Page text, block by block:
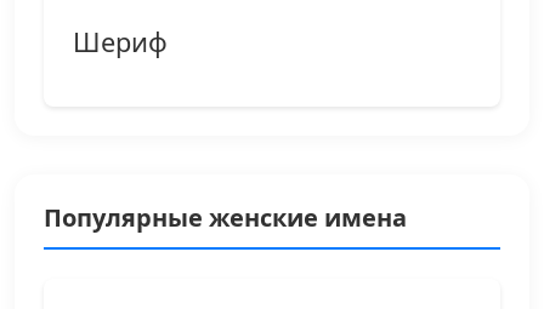
Шериф
Популярные женские имена